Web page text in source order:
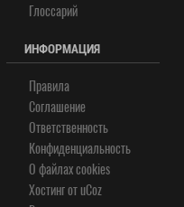
Глоссарий
ИНФОРМАЦИЯ
Правила
Соглашение
Ответственность
Конфиденциальность
О файлах cookies
Хостинг отuCoz